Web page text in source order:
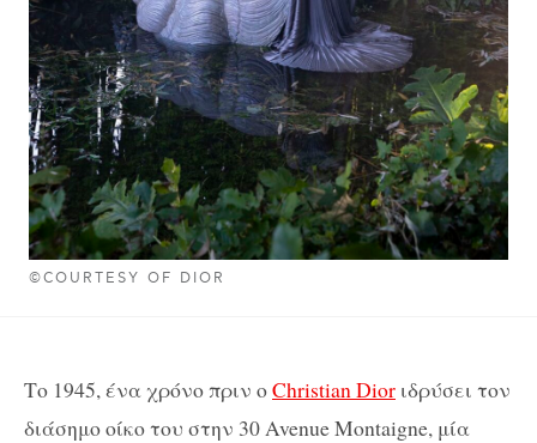
©COURTESY OF DIOR
Το 1945, ένα χρόνο πριν οChristian Dior ιδρύσει τον
διάσημο οίκο του στην 30 Avenue Montaigne, μία